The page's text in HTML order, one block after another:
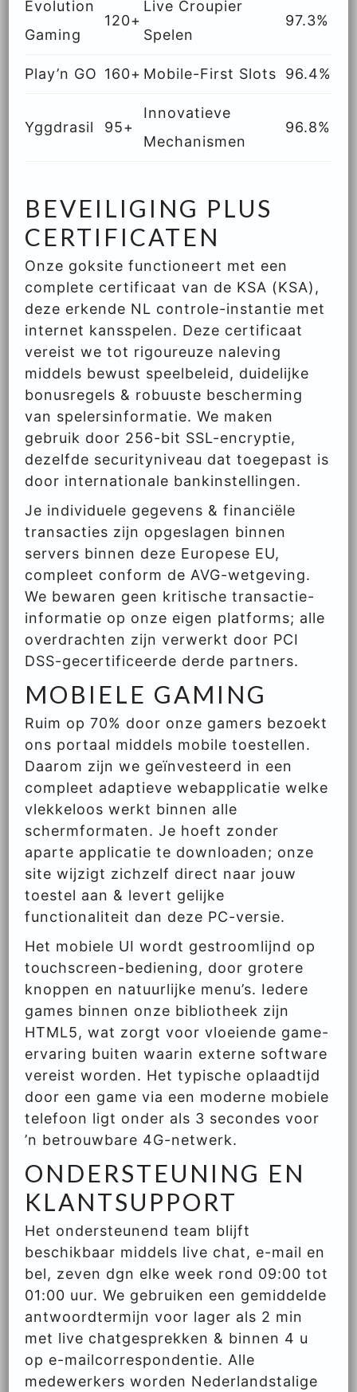
Evolution
Gaming
120+
Live Croupier
Spelen
97.3%
Play’n GO 160+ Mobile-First Slots 96.4%
Yggdrasil 95+
Innovatieve
Mechanismen
96.8%
BEVEILIGING PLUS
CERTIFICATEN
Onze goksite functioneert met een
complete certificaat van de KSA (KSA),
deze erkende NL controle-instantie met
internet kansspelen. Deze certificaat
vereist we tot rigoureuze naleving
middels bewust speelbeleid, duidelijke
bonusregels & robuuste bescherming
van spelersinformatie. We maken
gebruik door 256-bit SSL-encryptie,
dezelfde securityniveau dat toegepast is
door internationale bankinstellingen.
Je individuele gegevens & financiële
transacties zijn opgeslagen binnen
servers binnen deze Europese EU,
compleet conform de AVG-wetgeving.
We bewaren geen kritische transactie-
informatie op onze eigen platforms; alle
overdrachten zijn verwerkt door PCI
DSS-gecertificeerde derde partners.
MOBIELE GAMING
Ruim op 70% door onze gamers bezoekt
ons portaal middels mobile toestellen.
Daarom zijn we geïnvesteerd in een
compleet adaptieve webapplicatie welke
vlekkeloos werkt binnen alle
schermformaten. Je hoeft zonder
aparte applicatie te downloaden; onze
site wijzigt zichzelf direct naar jouw
toestel aan & levert gelijke
functionaliteit dan deze PC-versie.
Het mobiele UI wordt gestroomlijnd op
touchscreen-bediening, door grotere
knoppen en natuurlijke menu’s. Iedere
games binnen onze bibliotheek zijn
HTML5, wat zorgt voor vloeiende game-
ervaring buiten waarin externe software
vereist worden. Het typische oplaadtijd
door een game via een moderne mobiele
telefoon ligt onder als 3 secondes voor
’n betrouwbare 4G-netwerk.
ONDERSTEUNING EN
KLANTSUPPORT
Het ondersteunend team blijft
beschikbaar middels live chat, e-mail en
bel, zeven dgn elke week rond 09:00 tot
01:00 uur. We gebruiken een gemiddelde
antwoordtermijn voor lager als 2 min
met live chatgesprekken & binnen 4 u
op e-mailcorrespondentie. Alle
medewerkers worden Nederlandstalige